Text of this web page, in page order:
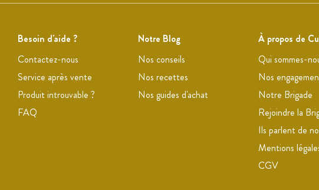
Besoin d'aide ?
Contactez-nous
Service après vente
Produit introuvable ?
FAQ
Notre Blog
Nos conseils
Nos recettes
Nos guides d'achat
À propos de
Qui sommes-
Nos
Notre Brigade
Rejoindre la
Ils parlent de
Mentions
CGV